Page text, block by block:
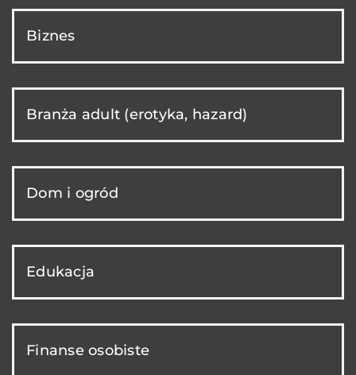
Biznes
Branża adult (erotyka, hazard)
Dom i ogród
Edukacja
Finanse osobiste